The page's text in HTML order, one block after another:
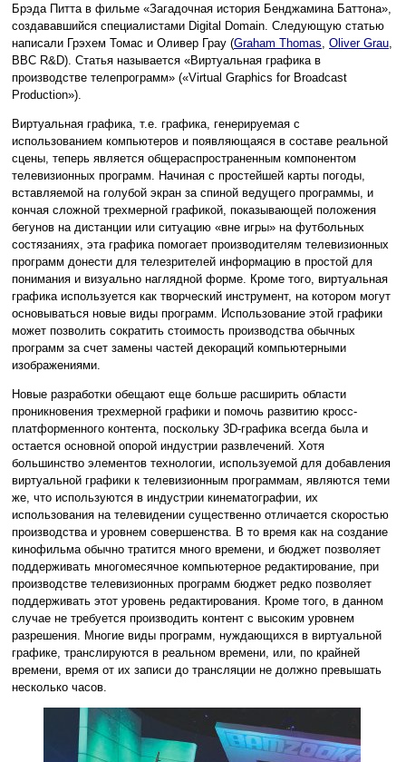
Брэда Питта в фильме «Загадочная история Бенджамина Баттона»,
создававшийся специалистами Digital Domain. Следующую статью
написали Грэхем Томас и Оливер Грау (Graham Thomas Oliver Grau
BBC R&D). Статья называется «Виртуальная графика в
производстве телепрограмм» («Virtual Graphics for Broadcast
Production»).
Виртуальная графика, т.е. графика, генерируемая с
использованием компьютеров и появляющаяся в составе реальной
сцены, теперь является общераспространенным компонентом
телевизионных программ. Начиная с простейшей карты погоды,
вставляемой на голубой экран за спиной ведущего программы, и
кончая сложной трехмерной графикой, показывающей положения
бегунов на дистанции или ситуацию «вне игры» на футбольных
состязаниях, эта графика помогает производителям телевизионных
программ донести для телезрителей информацию в простой для
понимания и визуально наглядной форме. Кроме того, виртуальная
графика используется как творческий инструмент, на котором могут
основываться новые виды программ. Использование этой графики
может позволить сократить стоимость производства обычных
программ за счет замены частей декораций компьютерными
изображениями.
Новые разработки обещают еще больше расширить области
проникновения трехмерной графики и помочь развитию кросс-
платформенного контента, поскольку 3D-графика всегда была и
остается основной опорой индустрии развлечений. Хотя
большинство элементов технологии, используемой для добавления
виртуальной графики к телевизионным программам, являются теми
же, что используются в индустрии кинематографии, их
использования на телевидении существенно отличается скоростью
производства и уровнем совершенства. В то время как на создание
кинофильма обычно тратится много времени, и бюджет позволяет
поддерживать многомесячное компьютерное редактирование, при
производстве телевизионных программ бюджет редко позволяет
поддерживать этот уровень редактирования. Кроме того, в данном
случае не требуется производить контент с высоким уровнем
разрешения. Многие виды программ, нуждающихся в виртуальной
графике, транслируются в реальном времени, или, по крайней
времени, время от их записи до трансляции не должно превышать
несколько часов.